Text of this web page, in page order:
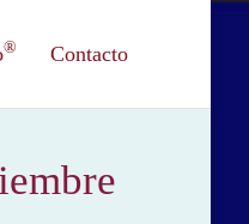
® Contacto